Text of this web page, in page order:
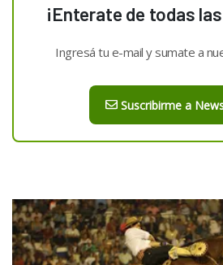
¡Enterate de todas
Ingresá tu e-mail y sumate a
Suscribirme a